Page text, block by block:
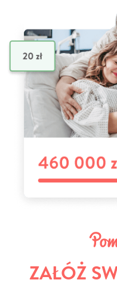
ZAŁÓŻ